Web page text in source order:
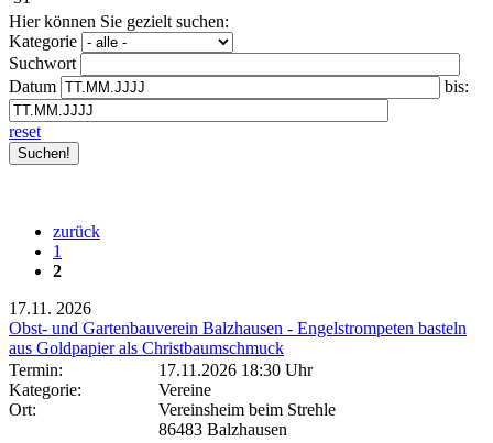
Hier können Sie gezielt suchen:
Kategorie
Suchwort
Datum
bis:
reset
zurück
1
2
17.11. 2026
Obst- und Gartenbauverein Balzhausen - Engelstrompeten basteln
aus Goldpapier als Christbaumschmuck
Termin:
17.11.2026 18:30 Uhr
Kategorie:
Vereine
Ort:
Vereinsheim beim Strehle
86483 Balzhausen